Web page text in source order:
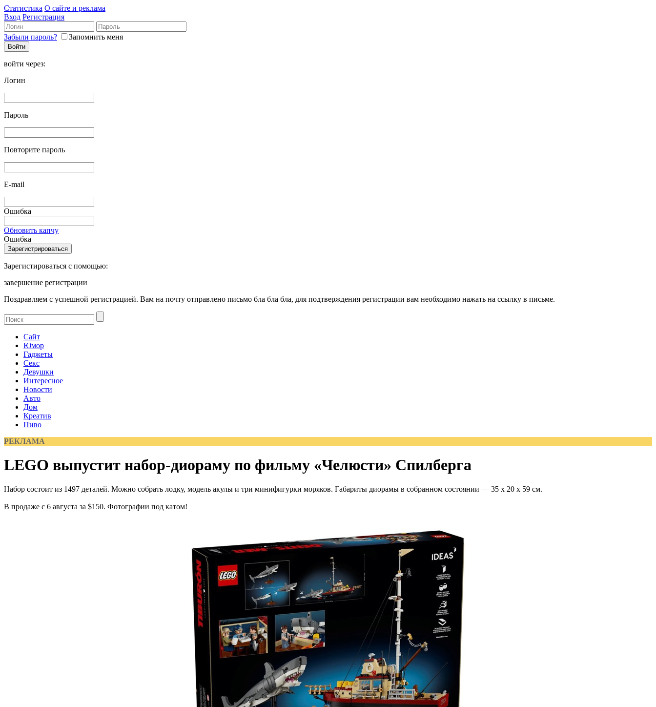
Статистика О сайте и реклама
Вход Регистрация
Забыли пароль? Запомнить меня
войти через:
Логин
Пароль
Повторите пароль
E-mail
Ошибка
Обновить капчу
Ошибка
Зарегистироваться с помощью:
завершение регистрации
Поздравляем с успешной регистрацией. Вам на почту отправлено письмо бла бла бла, для подтверждения регистрации вам необходимо нажать на ссылку в письме.
Сайт
Юмор
Гаджеты
Секс
Девушки
Интересное
Новости
Авто
Дом
Креатив
Пиво
РЕКЛАМА
LEGO выпустит набор-диораму по фильму «Челюсти» Спилберга
Набор состоит из 1497 деталей. Можно собрать лодку, модель акулы и три минифигурки моряков. Габариты диорамы в собранном состоянии — 35 x 20 x 59 см.
В продаже с 6 августа за $150. Фотографии под катом!